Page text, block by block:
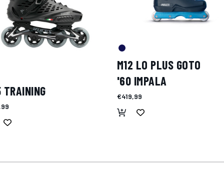
M12 LO PLUS GOTO
'60 IMPALA
€419,99